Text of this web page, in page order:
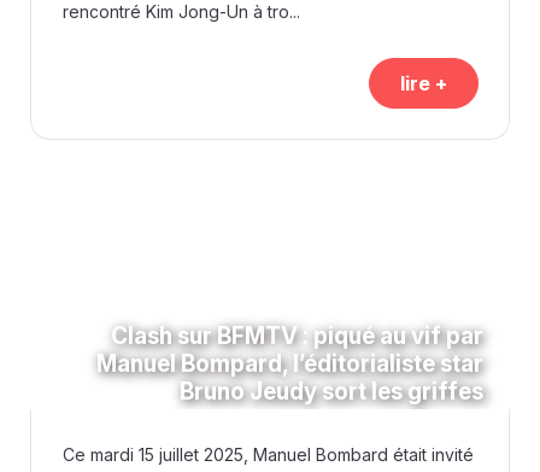
rencontré Kim Jong-Un à tro...
lire +
Clash sur BFMTV : piqué au vif par
Manuel Bompard, l’éditorialiste star
Bruno Jeudy sort les griffes
Ce mardi 15 juillet 2025, Manuel Bombard était invité